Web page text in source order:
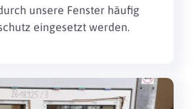
unsere Fenster häufig
eingesetzt werden.